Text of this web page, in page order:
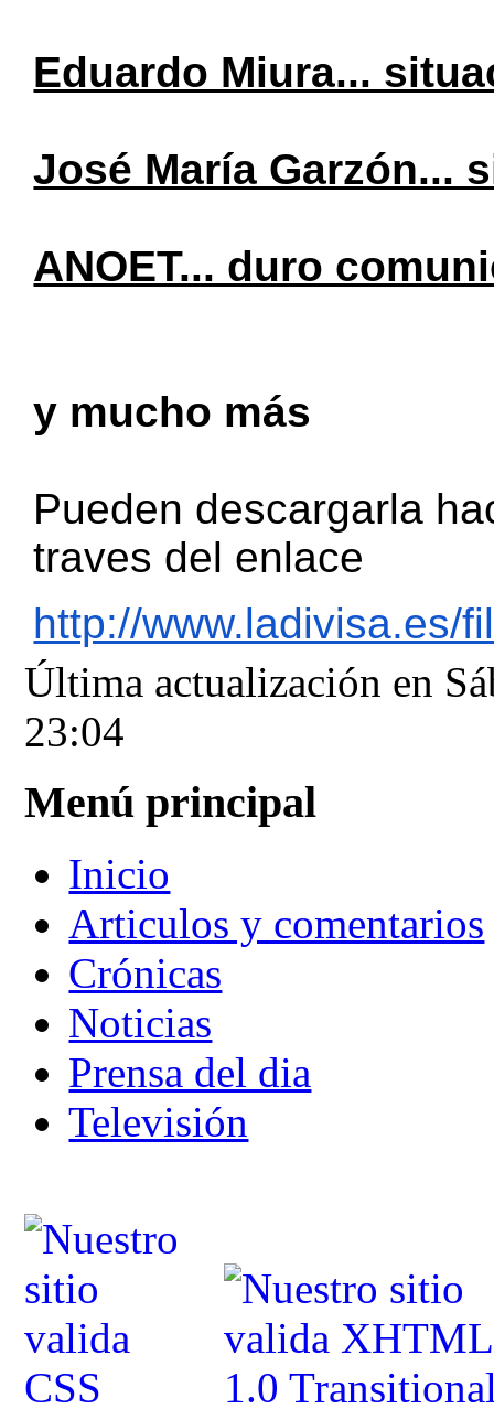
Eduardo Miura...
José María Garzón...
ANOET... duro
y mucho más
Pueden descargarla
traves del enlace
http://www.ladivisa.es/
Última actualización en
23:04
Menú principal
Inicio
Articulos y comentarios
Crónicas
Noticias
Prensa del dia
Televisión